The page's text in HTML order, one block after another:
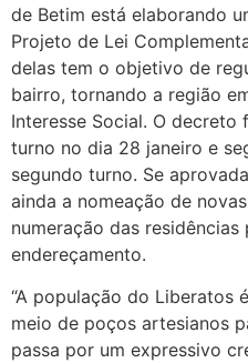
de Betim está elaborando
Projeto de Lei
delas tem o objetivo de
bairro, tornando a região
Interesse Social. O
turno no dia 28 janeiro e
segundo turno. Se
ainda a nomeação de
numeração das residências
endereçamento.
“A população do Liberatos
meio de poços artesianos
passa por um expressivo